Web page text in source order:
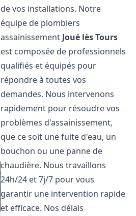
de vos installations. Notre
équipe de plombiers
assainissement Joué lès Tours
est composée de professionnels
qualifiés et équipés pour
répondre à toutes vos
demandes. Nous intervenons
rapidement pour résoudre vos
problèmes d'assainissement,
que ce soit une fuite d'eau, un
bouchon ou une panne de
chaudière. Nous travaillons
24h/24 et 7j/7 pour vous
garantir une intervention rapide
et efficace. Nos délais